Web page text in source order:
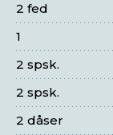
2 fed
1
2 spsk.
2 spsk.
2 dåser